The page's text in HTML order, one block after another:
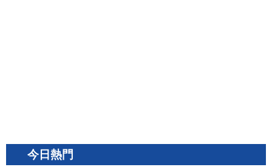
今日熱門